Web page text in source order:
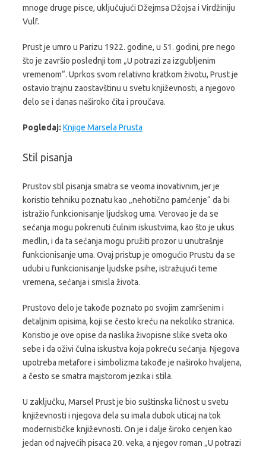
mnoge druge pisce, uključujući Džejmsa Džojsa i Virdžiniju
Vulf.
Prust je umro u Parizu 1922. godine, u 51. godini, pre nego
što je završio poslednji tom „U potrazi za izgubljenim
vremenom“. Uprkos svom relativno kratkom životu, Prust je
ostavio trajnu zaostavštinu u svetu književnosti, a njegovo
delo se i danas naširoko čita i proučava.
Pogledaj: Knjige Marsela Prusta
Stil pisanja
Prustov stil pisanja smatra se veoma inovativnim, jer je
koristio tehniku poznatu kao „nehotično pamćenje“ da bi
istražio funkcionisanje ljudskog uma. Verovao je da se
sećanja mogu pokrenuti čulnim iskustvima, kao što je ukus
medlin, i da ta sećanja mogu pružiti prozor u unutrašnje
funkcionisanje uma. Ovaj pristup je omogućio Prustu da se
udubi u funkcionisanje ljudske psihe, istražujući teme
vremena, sećanja i smisla života.
Prustovo delo je takođe poznato po svojim zamršenim i
detaljnim opisima, koji se često kreću na nekoliko stranica.
Koristio je ove opise da naslika živopisne slike sveta oko
sebe i da oživi čulna iskustva koja pokreću sećanja. Njegova
upotreba metafore i simbolizma takođe je naširoko hvaljena,
a često se smatra majstorom jezika i stila.
U zaključku, Marsel Prust je bio suštinska ličnost u svetu
književnosti i njegova dela su imala dubok uticaj na tok
modernističke književnosti. On je i dalje široko cenjen kao
jedan od najvećih pisaca 20. veka, a njegov roman „U potrazi